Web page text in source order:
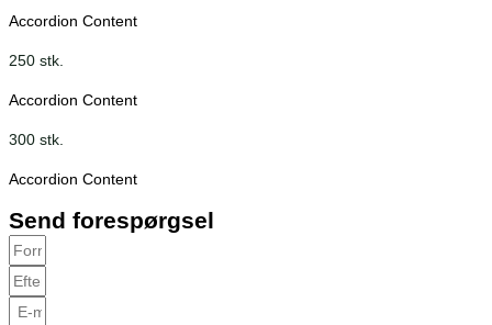
Accordion Content
250 stk.
Accordion Content
300 stk.
Accordion Content
Send forespørgsel